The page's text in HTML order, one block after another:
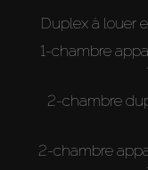
Duplex à louer
1-chambre
2-chambre
2-chambre